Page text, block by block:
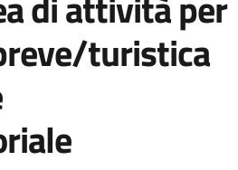
turistica